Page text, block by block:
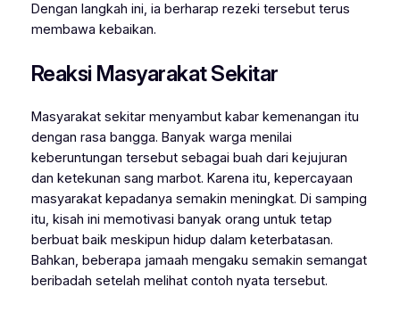
Dengan langkah ini, ia berharap rezeki tersebut terus
membawa kebaikan.
Reaksi Masyarakat Sekitar
Masyarakat sekitar menyambut kabar kemenangan itu
dengan rasa bangga. Banyak warga menilai
keberuntungan tersebut sebagai buah dari kejujuran
dan ketekunan sang marbot. Karena itu, kepercayaan
masyarakat kepadanya semakin meningkat. Di samping
itu, kisah ini memotivasi banyak orang untuk tetap
berbuat baik meskipun hidup dalam keterbatasan.
Bahkan, beberapa jamaah mengaku semakin semangat
beribadah setelah melihat contoh nyata tersebut.